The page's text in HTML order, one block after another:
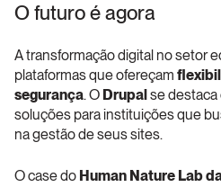
O futuro é agora
A transformação digital no setor
plataformas que ofereçam
segurança. O Drupal se destaca
soluções para instituições que
na gestão de seus sites.
O case do Human Nature Lab